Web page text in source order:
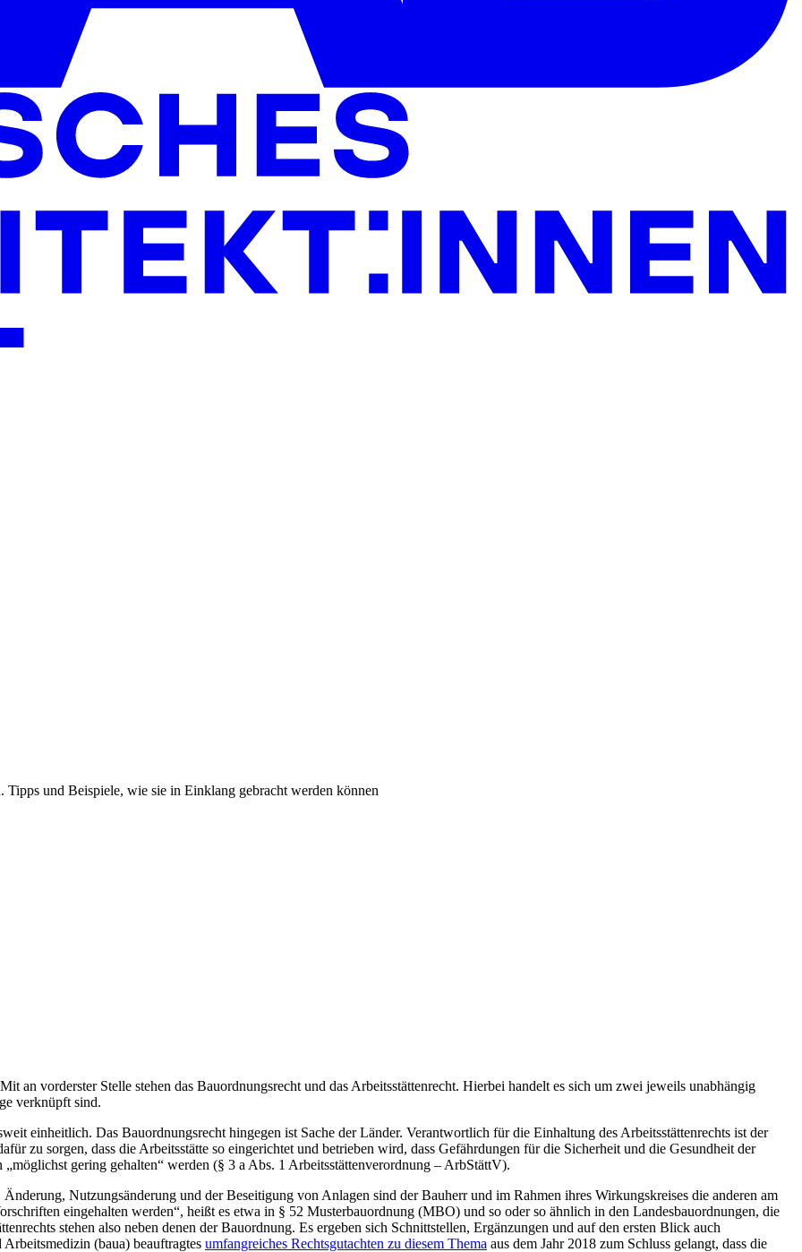
und Beispiele, wie sie in Einklang gebracht werden können
an vorderster Stelle stehen das Bauordnungsrecht und das Arbeitsstättenrecht. Hierbei handelt es sich um zwei jeweils unabhängig
verknüpft sind.
einheitlich. Das Bauordnungsrecht hingegen ist Sache der Länder. Verantwortlich für die Einhaltung des Arbeitsstättenrechts ist der
zu sorgen, dass die Arbeitsstätte so eingerichtet und betrieben wird, dass Gefährdungen für die Sicherheit und die Gesundheit der
gering gehalten“ werden (§ 3 a Abs. 1 Arbeitsstättenverordnung – ArbStättV).
Nutzungsänderung und der Beseitigung von Anlagen sind der Bauherr und im Rahmen ihres Wirkungskreises die anderen am
eingehalten werden“, heißt es etwa in § 52 Musterbauordnung (MBO) und so oder so ähnlich in den Landesbauordnungen, die
stehen also neben denen der Bauordnung. Es ergeben sich Schnittstellen, Ergänzungen und auf den ersten Blick auch
(baua) beauftragtes umfangreiches Rechtsgutachten zu diesem Thema aus dem Jahr 2018 zum Schluss gelangt, dass die